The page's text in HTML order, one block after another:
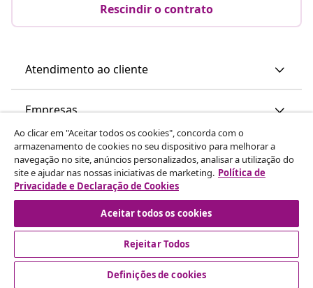
Rescindir o contrato
Atendimento ao cliente
Empresas
vidaXL
Descubra mais
Ao clicar em "Aceitar todos os cookies", concorda com o
armazenamento de cookies no seu dispositivo para melhorar a
navegação no site, anúncios personalizados, analisar a utilização do
site e ajudar nas nossas iniciativas de marketing. Política de
Privacidade e Declaração de Cookies
Aceitar todos os cookies
Rejeitar Todos
Definições de cookies